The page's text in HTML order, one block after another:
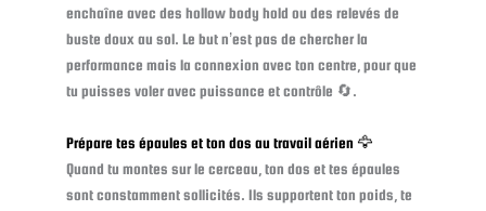
enchaîne avec des hollow body hold ou des relevés de
buste doux au sol. Le but n’est pas de chercher la
performance mais la connexion avec ton centre, pour que
tu puisses voler avec puissance et contrôle 🔄.
Prépare tes épaules et ton dos au travail aérien 🦅
Quand tu montes sur le cerceau, ton dos et tes épaules
sont constamment sollicités. Ils supportent ton poids, te